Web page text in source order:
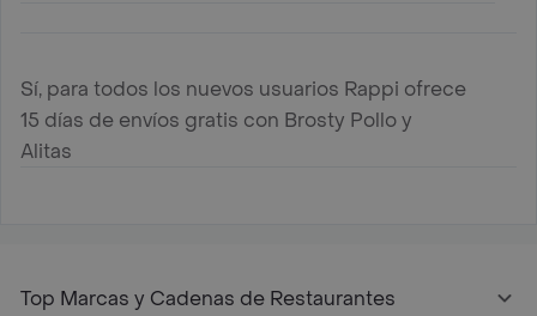
Sí, para todos los nuevos usuarios Rappi ofrece
15 días de envíos gratis con Brosty Pollo y
Alitas
Top Marcas y Cadenas de Restaurantes